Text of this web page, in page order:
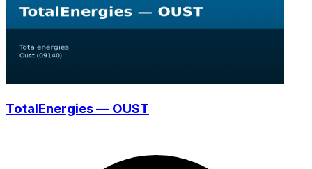
TotalEnergies — OUST